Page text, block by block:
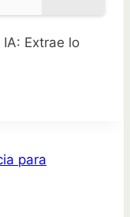
IA: Extrae lo
para